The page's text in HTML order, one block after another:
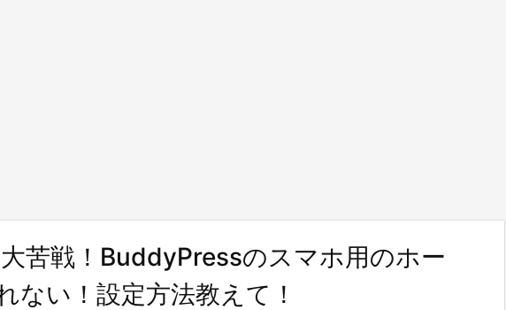
苦戦！BuddyPressのスマホ用のホー
ない！設定方法教えて！